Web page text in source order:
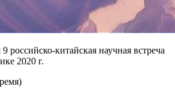
9 российско-китайская научная встреча
2020 г.